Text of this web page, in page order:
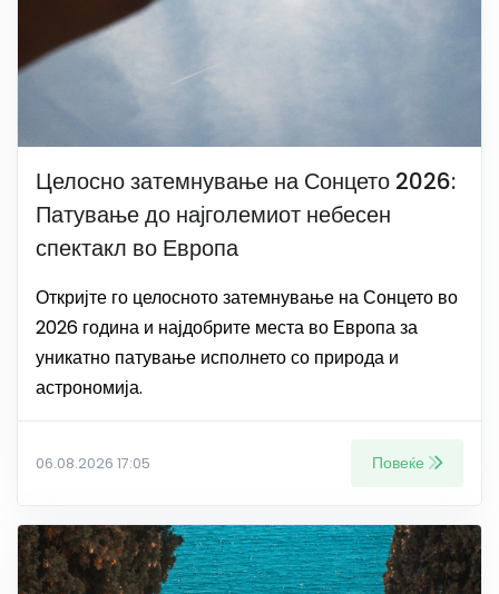
Целосно затемнување на Сонцето 2026:
Патување до најголемиот небесен
спектакл во Европа
Откријте го целосното затемнување на Сонцето во
2026 година и најдобрите места во Европа за
уникатно патување исполнето со природа и
астрономија.
06.08.2026 17:05 Повеќе